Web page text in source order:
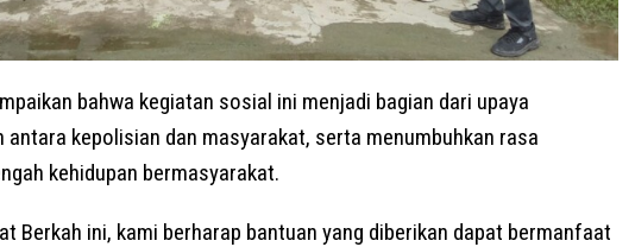
bahwa kegiatan sosial ini menjadi bagian dari upaya
antara kepolisian dan masyarakat, serta menumbuhkan rasa
kehidupan bermasyarakat.
Berkah ini, kami berharap bantuan yang diberikan dapat bermanfaat